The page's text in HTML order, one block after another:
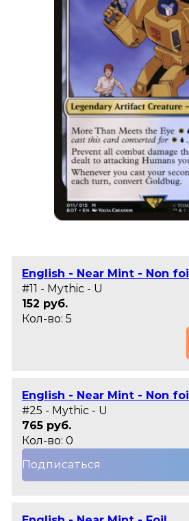
English - Near Mint - Non foil
#11 - Mythic - U
152 руб.
Кол-во: 5
English - Near Mint - Non foil
#25 - Mythic - U
765 руб.
Кол-во: 0
Подписаться